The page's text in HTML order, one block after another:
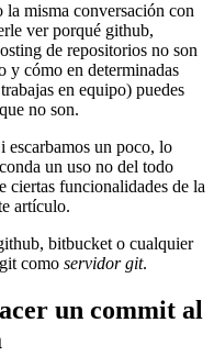
la misma conversación con
ver porqué github,
de repositorios no son
y cómo en determinadas
en equipo) puedes
no son.
escarbamos un poco, lo
un uso no del todo
ciertas funcionalidades de la
artículo.
bitbucket o cualquier
como servidor git.
un commit al